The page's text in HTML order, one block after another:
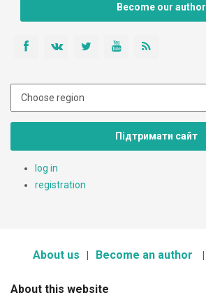
Become our author
Підтримати сайт
log in
registration
About us Become an author
About this website